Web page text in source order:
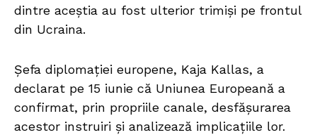
dintre aceștia au fost ulterior trimiși pe frontul
din Ucraina.
Șefa diplomației europene, Kaja Kallas, a
declarat pe 15 iunie că Uniunea Europeană a
confirmat, prin propriile canale, desfășurarea
acestor instruiri și analizează implicațiile lor.